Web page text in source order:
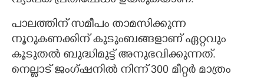
പാലത്തിന് സമീപം താമസിക്കുന്ന
നൂറുകണക്കിന് കുടുംബങ്ങളാണ് ഏറ്റവും
കൂടുതൽ ബുദ്ധിമുട്ട് അനുഭവിക്കുന്നത്.
നെല്ലാട് ജംഗ്ഷനിൽ നിന്ന് 300 മീറ്റർ മാത്രം